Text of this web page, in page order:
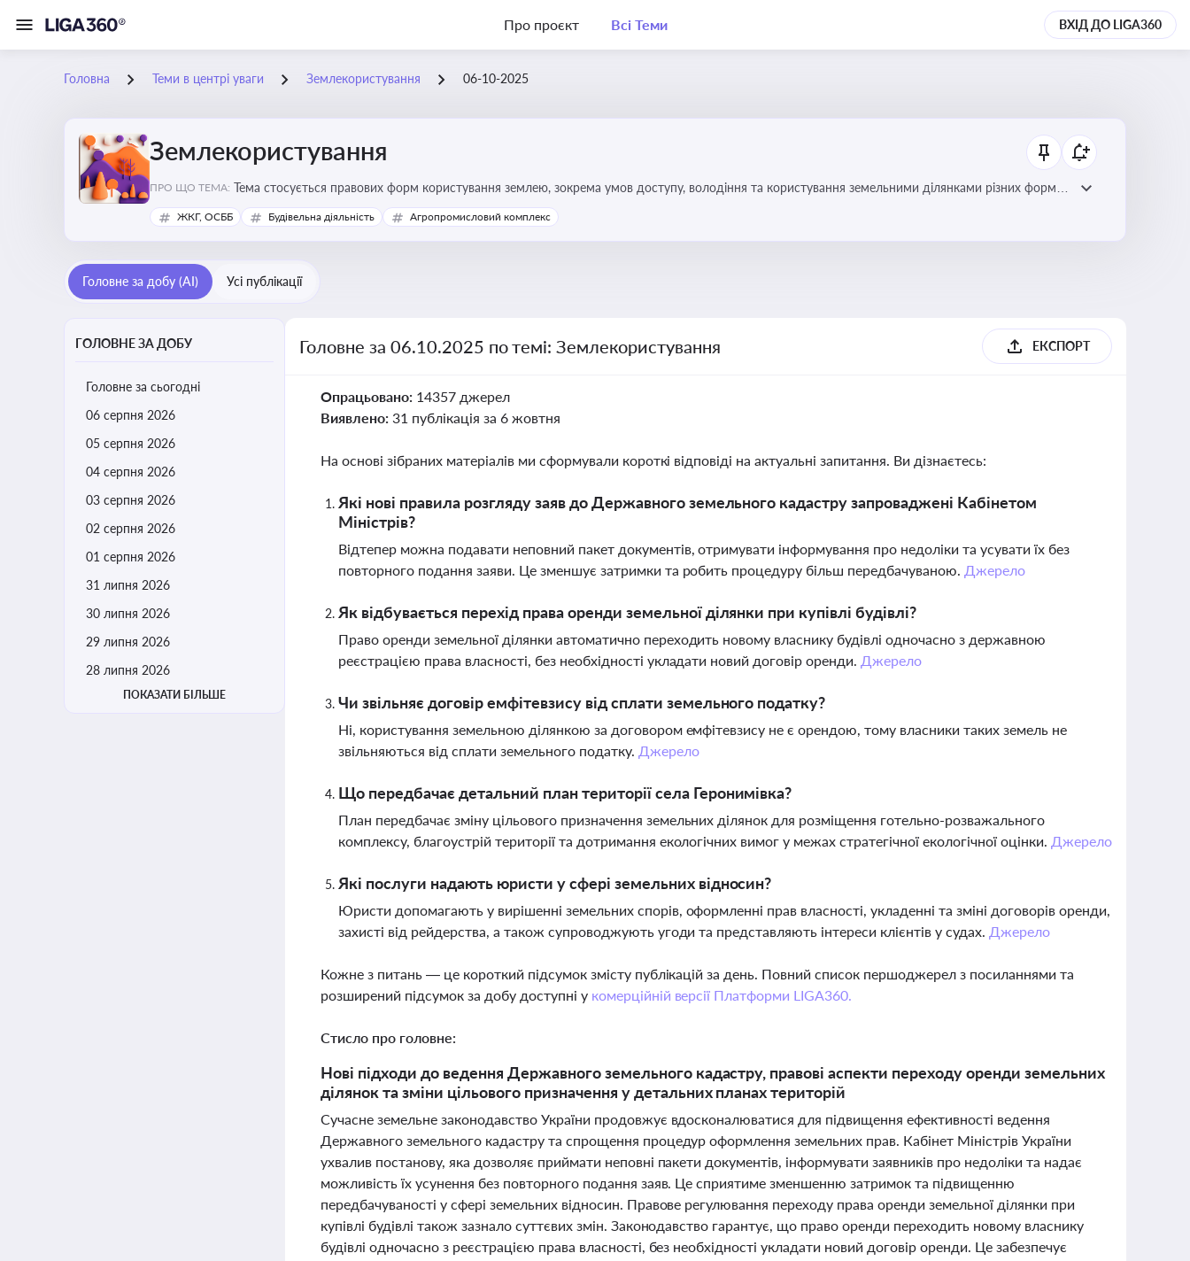
Про проєкт Всі Теми ВХІД ДО LIGA360
Головна Теми в центрі уваги Землекористування 06-10-2025
Землекористування
ПРО ЩО ТЕМА: Тема стосується правових форм користування землею, зокрема умов доступу, володіння та користування земельними ділянками різних форм
власності
ЖКГ, ОСББ Будівельна діяльність Агропромисловий комплекс
Головне за добу (AI) Усі публікації
ГОЛОВНЕ ЗА ДОБУ
Головне за сьогодні
06 серпня 2026
05 серпня 2026
04 серпня 2026
03 серпня 2026
02 серпня 2026
01 серпня 2026
31 липня 2026
30 липня 2026
29 липня 2026
28 липня 2026
ПОКАЗАТИ БІЛЬШЕ
Головне за 06.10.2025 по темі: Землекористування ЕКСПОРТ
Опрацьовано: 14357 джерел
Виявлено: 31 публікація за 6 жовтня
На основі зібраних матеріалів ми сформували короткі відповіді на актуальні запитання. Ви дізнаєтесь:
Які нові правила розгляду заяв до Державного земельного кадастру запроваджені Кабінетом
Міністрів?
Відтепер можна подавати неповний пакет документів, отримувати інформування про недоліки та усувати їх без
повторного подання заяви. Це зменшує затримки та робить процедуру більш передбачуваною. Джерело
Як відбувається перехід права оренди земельної ділянки при купівлі будівлі?
Право оренди земельної ділянки автоматично переходить новому власнику будівлі одночасно з державною
реєстрацією права власності, без необхідності укладати новий договір оренди. Джерело
Чи звільняє договір емфітевзису від сплати земельного податку?
Ні, користування земельною ділянкою за договором емфітевзису не є орендою, тому власники таких земель не
звільняються від сплати земельного податку. Джерело
Що передбачає детальний план території села Геронимівка?
План передбачає зміну цільового призначення земельних ділянок для розміщення готельно-розважального
комплексу, благоустрій території та дотримання екологічних вимог у межах стратегічної екологічної оцінки. Джерело
Які послуги надають юристи у сфері земельних відносин?
Юристи допомагають у вирішенні земельних спорів, оформленні прав власності, укладенні та зміні договорів оренди,
захисті від рейдерства, а також супроводжують угоди та представляють інтереси клієнтів у судах. Джерело
Кожне з питань — це короткий підсумок змісту публікацій за день. Повний список першоджерел з посиланнями та
розширений підсумок за добу доступні у комерційній версії Платформи LIGA360.
Стисло про головне:
Нові підходи до ведення Державного земельного кадастру, правові аспекти переходу оренди земельних
ділянок та зміни цільового призначення у детальних планах територій
Сучасне земельне законодавство України продовжує вдосконалюватися для підвищення ефективності ведення
Державного земельного кадастру та спрощення процедур оформлення земельних прав. Кабінет Міністрів України
ухвалив постанову, яка дозволяє приймати неповні пакети документів, інформувати заявників про недоліки та надає
можливість їх усунення без повторного подання заяв. Це сприятиме зменшенню затримок та підвищенню
передбачуваності у сфері земельних відносин. Правове регулювання переходу права оренди земельної ділянки при
купівлі будівлі також зазнало суттєвих змін. Законодавство гарантує, що право оренди переходить новому власнику
будівлі одночасно з реєстрацією права власності, без необхідності укладати новий договір оренди. Це забезпечує